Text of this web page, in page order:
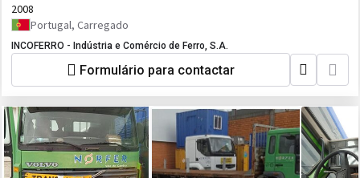
2008
Portugal, Carregado
INCOFERRO - Indústria e Comércio de Ferro, S.A.
Formulário para contactar